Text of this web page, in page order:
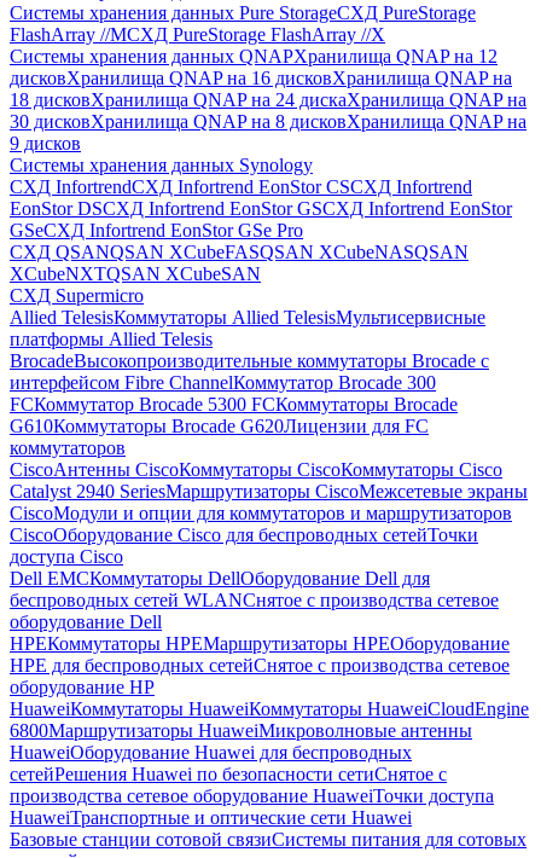
Системы хранения данных Pure StorageСХД PureStorage
FlashArray //MСХД PureStorage FlashArray //X
Системы хранения данных QNAPХранилища QNAP на 12
дисковХранилища QNAP на 16 дисковХранилища QNAP на
18 дисковХранилища QNAP на 24 дискаХранилища QNAP на
30 дисковХранилища QNAP на 8 дисковХранилища QNAP на
9 дисков
Системы хранения данных Synology
СХД InfortrendСХД Infortrend EonStor CSСХД Infortrend
EonStor DSСХД Infortrend EonStor GSСХД Infortrend EonStor
GSeСХД Infortrend EonStor GSe Pro
СХД QSANQSAN XCubeFASQSAN XCubeNASQSAN
XCubeNXTQSAN XCubeSAN
СХД Supermicro
Allied TelesisКоммутаторы Allied TelesisМультисервисные
платформы Allied Telesis
BrocadeВысокопроизводительные коммутаторы Brocade с
интерфейсом Fibre ChannelКоммутатор Brocade 300
FCКоммутатор Brocade 5300 FCКоммутаторы Brocade
G610Коммутаторы Brocade G620Лицензии для FC
коммутаторов
CiscoАнтенны CiscoКоммутаторы CiscoКоммутаторы Cisco
Catalyst 2940 SeriesМаршрутизаторы CiscoМежсетевые экраны
CiscoМодули и опции для коммутаторов и маршрутизаторов
CiscoОборудование Cisco для беспроводных сетейТочки
доступа Cisco
Dell EMCКоммутаторы DellОборудование Dell для
беспроводных сетей WLANСнятое с производства сетевое
оборудование Dell
HPEКоммутаторы HPEМаршрутизаторы HPEОборудование
HPE для беспроводных сетейСнятое с производства сетевое
оборудование HP
HuaweiКоммутаторы HuaweiКоммутаторы HuaweiCloudEngine
6800Маршрутизаторы HuaweiМикроволновые антенны
HuaweiОборудование Huawei для беспроводных
сетейРешения Huawei по безопасности сетиСнятое с
производства сетевое оборудование HuaweiТочки доступа
HuaweiТранспортные и оптические сети Huawei
Базовые станции сотовой связиСистемы питания для сотовых